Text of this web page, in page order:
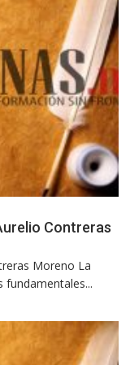
Contreras
Moreno La
fundamentales...